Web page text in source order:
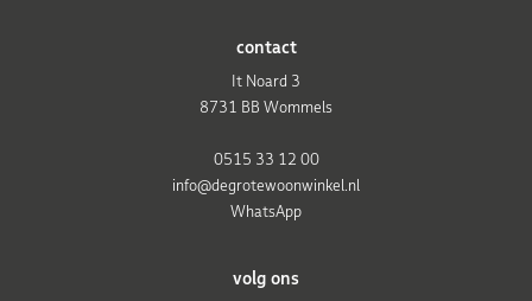
volg ons
contact
It Noard 3
8731 BB Wommels
0515 33 12 00
info@degrotewoonwinkel.nl
WhatsApp